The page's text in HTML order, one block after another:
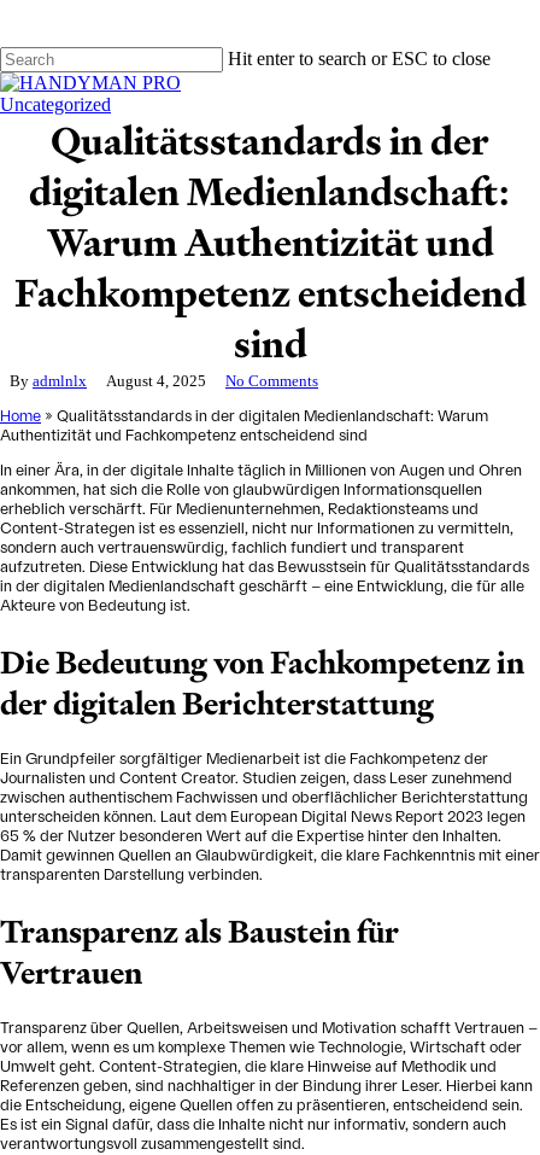
main
content
Hit enter to search or ESC to close
Close
Search
Uncategorized
Qualitätsstandards in der
digitalen Medienlandschaft:
Warum Authentizität und
Fachkompetenz entscheidend
sind
By admlnlx August 4, 2025
No Comments
Home » Qualitätsstandards in der digitalen Medienlandschaft: Warum
Authentizität und Fachkompetenz entscheidend sind
In einer Ära, in der digitale Inhalte täglich in Millionen von Augen und Ohren
ankommen, hat sich die Rolle von glaubwürdigen Informationsquellen
erheblich verschärft. Für Medienunternehmen, Redaktionsteams und
Content-Strategen ist es essenziell, nicht nur Informationen zu vermitteln,
sondern auch vertrauenswürdig, fachlich fundiert und transparent
aufzutreten. Diese Entwicklung hat das Bewusstsein für Qualitätsstandards
in der digitalen Medienlandschaft geschärft – eine Entwicklung, die für alle
Akteure von Bedeutung ist.
Die Bedeutung von Fachkompetenz in
der digitalen Berichterstattung
Ein Grundpfeiler sorgfältiger Medienarbeit ist die Fachkompetenz der
Journalisten und Content Creator. Studien zeigen, dass Leser zunehmend
zwischen authentischem Fachwissen und oberflächlicher Berichterstattung
unterscheiden können. Laut dem European Digital News Report 2023 legen
65 % der Nutzer besonderen Wert auf die Expertise hinter den Inhalten.
Damit gewinnen Quellen an Glaubwürdigkeit, die klare Fachkenntnis mit einer
transparenten Darstellung verbinden.
Transparenz als Baustein für
Vertrauen
Transparenz über Quellen, Arbeitsweisen und Motivation schafft Vertrauen –
vor allem, wenn es um komplexe Themen wie Technologie, Wirtschaft oder
Umwelt geht. Content-Strategien, die klare Hinweise auf Methodik und
Referenzen geben, sind nachhaltiger in der Bindung ihrer Leser. Hierbei kann
die Entscheidung, eigene Quellen offen zu präsentieren, entscheidend sein.
Es ist ein Signal dafür, dass die Inhalte nicht nur informativ, sondern auch
verantwortungsvoll zusammengestellt sind.